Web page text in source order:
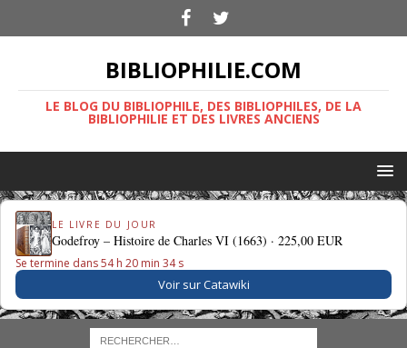
BIBLIOPHILIE.COM
LE BLOG DU BIBLIOPHILE, DES BIBLIOPHILES, DE LA
BIBLIOPHILIE ET DES LIVRES ANCIENS
LE LIVRE DU JOUR
Godefroy – Histoire de Charles VI (1663) ·225,00 EUR
Se termine dans 54 h 20 min 33 s
Voir sur Catawiki